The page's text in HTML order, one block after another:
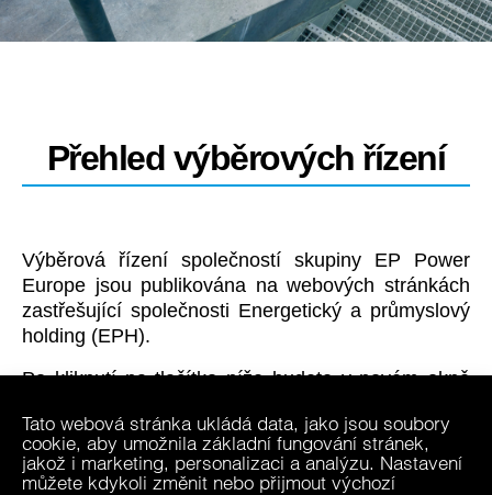
Tato webová stránka ukládá data, jako jsou soubory
cookie, aby umožnila základní fungování stránek,
jakož i marketing, personalizaci a analýzu. Nastavení
můžete kdykoli změnit nebo přijmout výchozí
Přehled výběrových řízení
Výběrová řízení společností skupiny EP Power
Europe jsou publikována na webových stránkách
zastřešující společnosti Energetický a průmyslový
holding (EPH).
Po kliknutí na tlačítko níže budete v novém okně
sekce, části přehledu výběrových řízení.
Výběrová řízení EPH